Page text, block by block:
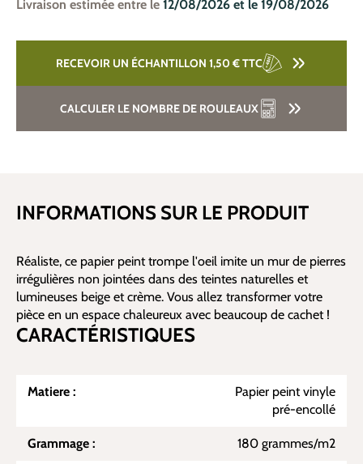
Livraison estimée entre le 12/08/2026 et le 19/08/2026
RECEVOIR UN ÉCHANTILLON 1,50 €TTC
CALCULER LE NOMBRE DE ROULEAUX
INFORMATIONS SUR LE PRODUIT
Réaliste, ce papier peint trompe l'oeil imite un mur de pierres
irrégulières non jointées dans des teintes naturelles et
lumineuses beige et crème. Vous allez transformer votre
pièce en un espace chaleureux avec beaucoup de cachet !
CARACTÉRISTIQUES
Matiere :
Papier peint vinyle
pré-encollé
Grammage : 180 grammes/m2